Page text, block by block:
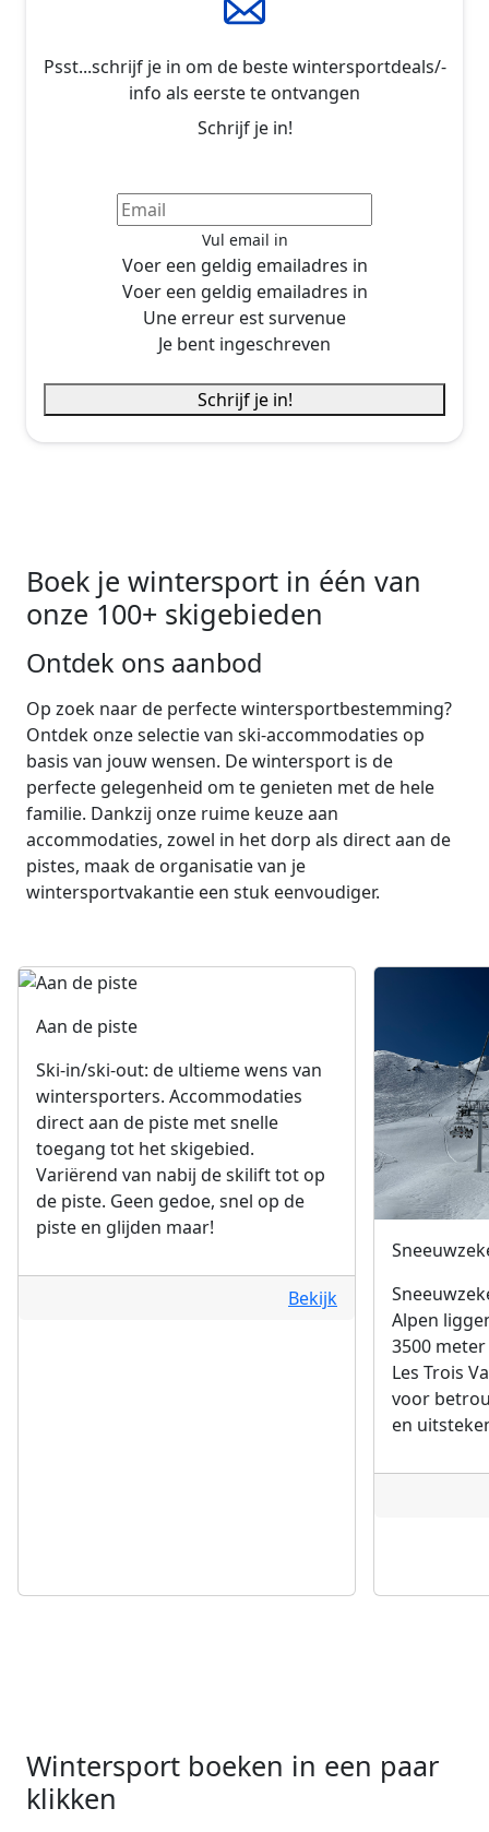
Psst...schrijf je in om de beste wintersportdeals/-
info als eerste te ontvangen
Schrijf je in!
Vul email in
Voer een geldig emailadres in
Voer een geldig emailadres in
Une erreur est survenue
Je bent ingeschreven
Schrijf je in!
Boek je wintersport in één van
onze 100+ skigebieden
Ontdek ons aanbod
Op zoek naar de perfecte wintersportbestemming?
Ontdek onze selectie van ski-accommodaties op
basis van jouw wensen. De wintersport is de
perfecte gelegenheid om te genieten met de hele
familie. Dankzij onze ruime keuze aan
accommodaties, zowel in het dorp als direct aan de
pistes, maak de organisatie van je
wintersportvakantie een stuk eenvoudiger.
Aan de piste
Ski-in/ski-out: de ultieme wens van
wintersporters. Accommodaties
direct aan de piste met snelle
toegang tot het skigebied.
Variërend van nabij de skilift tot op
de piste. Geen gedoe, snel op de
piste en glijden maar!
Bekijk
Alpen
3500
Les Trois
voor
en
Wintersport boeken in een paar
klikken